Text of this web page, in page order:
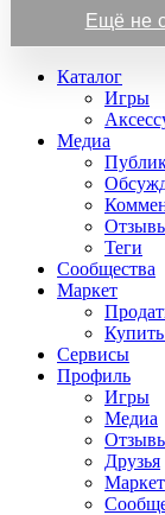
Ещё не
Каталог
Игры
Медиа
Теги
Сообщества
Маркет
Сервисы
Профиль
Игры
Медиа
Друзья
Маркет